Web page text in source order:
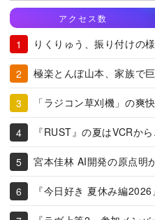
アクセス数
りくりゅう、振り付けの
極楽とんぼ山本、家族で
「ラジコン草刈機」の爽
『RUST』の夏はVCRか
宮本佳林 AI開発の原点明
『今日好き 夏休み編